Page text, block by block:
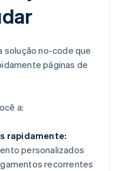
solução no-code que
páginas de
a:
rapidamente:
personalizados
recorrentes